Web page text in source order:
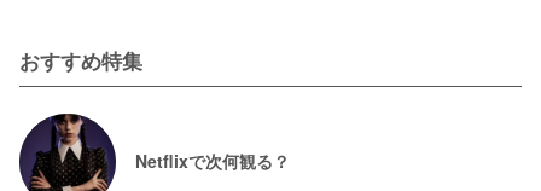
おすすめ特集
Netflixで次何観る？